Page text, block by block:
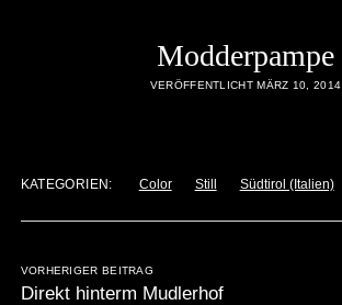
Modderpampe
VERÖFFENTLICHT MÄRZ 10, 2014
KATEGORIEN: Color Still Südtirol (Italien)
VORHERIGER BEITRAG
Direkt hinterm Mudlerhof